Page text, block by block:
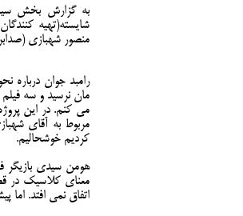
به گزارش بخش
شایسته(تهیه
منصور شهبازی
رامبد جوان درباره
مان نرسید و سه
می کنم. در این
مربوط به آقای
کردیم خوشحالیم.
هومن سیدی بازیگر
معنای کلاسیک در
اتفاق نمی افتد. اما